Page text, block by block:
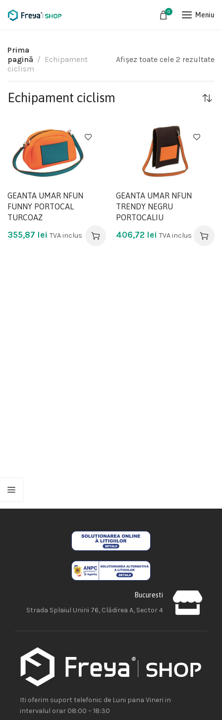
0 Meniu
Prima
pagină
Echipament
ciclism
Afișez toate cele 2 rezultate
Echipament ciclism
GEANTA UMAR NFUN
FUNNY PORTOCAL
TURCOAZ
355,87 lei TVA inclus
GEANTA UMAR NFUN
TRENDY NEGRU
PORTOCALIU
406,72 lei TVA inclus
Bucuresti
Strada Splaiul Unirii 76, Clădirea A, Sector 4
Iti oferim suport telefonic de Luni pana Vineri in
intervalul orar 08:00 – 18:30